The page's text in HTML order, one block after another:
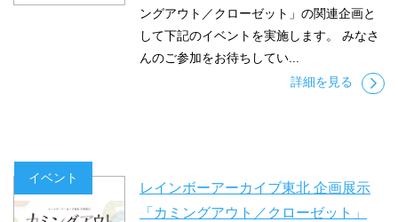
ングアウト／クローゼット」の関連企画と
して下記のイベントを実施します。 みなさ
んのご参加をお待ちしてい...
詳細を見る
イベント
レインボーアーカイブ東北 企画展示
「カミングアウト／クローゼット」